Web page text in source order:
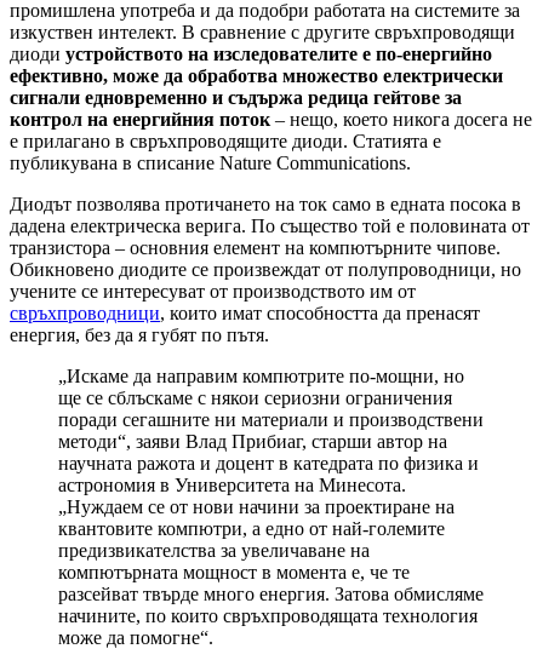
промишлена употреба и да подобри работата на системите за
изкуствен интелект. В сравнение с другите свръхпроводящи
диоди устройството на изследователите е по-енергийно
ефективно, може да обработва множество електрически
сигнали едновременно и съдържа редица гейтове за
контрол на енергийния поток – нещо, което никога досега не
е прилагано в свръхпроводящите диоди. Статията е
публикувана в списание Nature Communications.
Диодът позволява протичането на ток само в едната посока в
дадена електрическа верига. По същество той е половината от
транзистора – основния елемент на компютърните чипове.
Обикновено диодите се произвеждат от полупроводници, но
учените се интересуват от производството им от
свръхпроводници, които имат способността да пренасят
енергия, без да я губят по пътя.
„Искаме да направим компютрите по-мощни, но
ще се сблъскаме с някои сериозни ограничения
поради сегашните ни материали и производствени
методи“, заяви Влад Прибиаг, старши автор на
научната ражота и доцент в катедрата по физика и
астрономия в Университета на Минесота.
„Нуждаем се от нови начини за проектиране на
квантовите компютри, а едно от най-големите
предизвикателства за увеличаване на
компютърната мощност в момента е, че те
разсейват твърде много енергия. Затова обмисляме
начините, по които свръхпроводящата технология
може да помогне“.